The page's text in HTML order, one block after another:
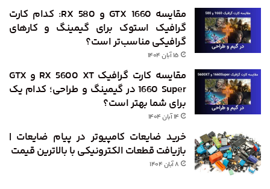
مقایسه GTX 1660 و RX 580: کدام کارت
گرافیک استوک برای گیمینگ و کارهای
گرافیکی مناسب‌تر است؟
۱۵ آبان ۱۴۰۴
مقایسه کارت گرافیک RX 5600 XT و GTX
1660 Super در گیمینگ و طراحی؛ کدام ‌یک
برای شما بهتر است؟
۱۴ آبان ۱۴۰۴
خرید ضایعات کامپیوتر در پیام ضایعات |
بازیافت قطعات الکترونیکی با بالاترین قیمت
۸ آبان ۱۴۰۴